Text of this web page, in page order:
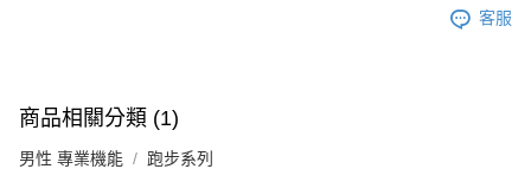
客服
商品相關分類 (1)
男性 專業機能 跑步系列